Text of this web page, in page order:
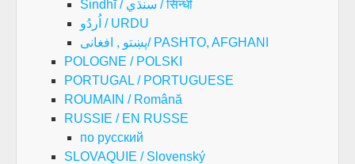
Sindhī / سنڌي / सिन्धी
اُردُو / URDU
پښتو , افغانی/ PASHTO, AFGHANI
POLOGNE / POLSKI
PORTUGAL / PORTUGUESE
ROUMAIN / Română
RUSSIE / EN RUSSE
по русский
SLOVAQUIE / Slovenský